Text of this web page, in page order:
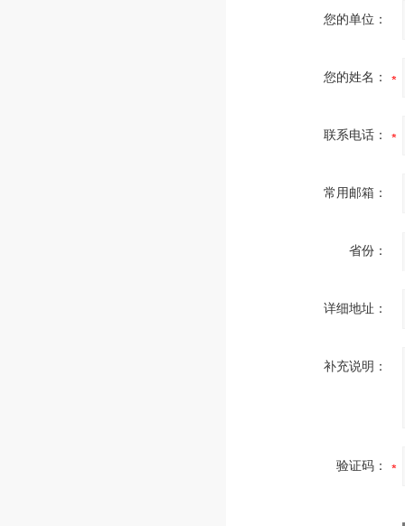
您的单位：
您的姓名：
联系电话：
常用邮箱：
省份：
详细地址：
补充说明：
验证码：